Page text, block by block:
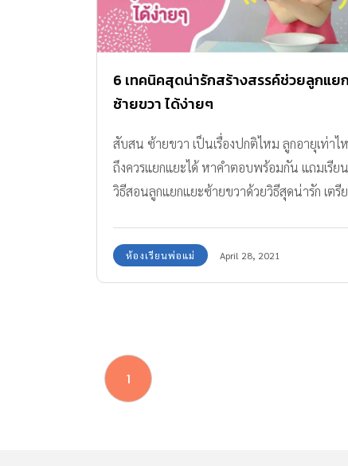
6 เทคนิคสุดน่ารักสร้างสรรค์ช่วยลูกแยก
ซ้ายขวา ได้ง่ายๆ
สับสน ซ้ายขวา เป็นเรื่องปกติไหม ลูกอายุเท่าไ
ถึงควรแยกแยะได้ หาคำตอบพร้อมกัน แถมเรีย
วิธีสอนลูกแยกแยะซ้ายขวาด้วยวิธีสุดน่ารัก เตรี
ห้องเรียนพ่อแม่ April 28, 2021
1